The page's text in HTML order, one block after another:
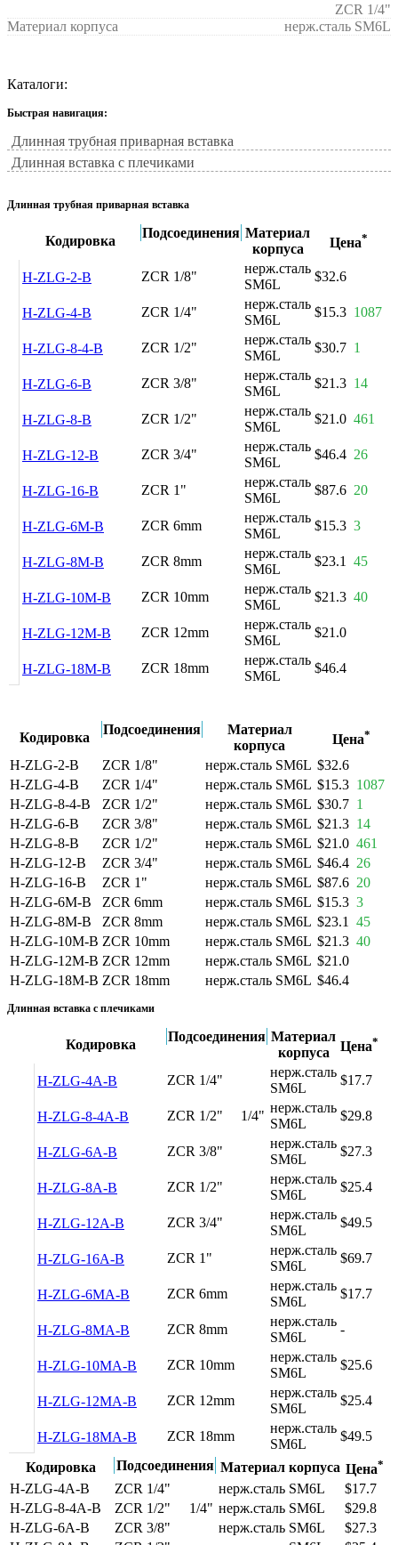
ZCR 1/4"
Материал корпуса
нерж.сталь SM6L
Каталоги:
Быстрая навигация:
Длинная трубная приварная вставка
Длинная вставка с плечиками
Длинная трубная приварная вставка
Кодировка
Подсоединения Материал
корпуса
Цена*
H-ZLG-2-B ZCR 1/8"
нерж.сталь
SM6L
$32.6
H-ZLG-4-B ZCR 1/4"
нерж.сталь
SM6L
$15.3 1087
H-ZLG-8-4-B ZCR 1/2"
нерж.сталь
SM6L
$30.7 1
H-ZLG-6-B ZCR 3/8"
нерж.сталь
SM6L
$21.3 14
H-ZLG-8-B ZCR 1/2"
нерж.сталь
SM6L
$21.0 461
H-ZLG-12-B ZCR 3/4"
нерж.сталь
SM6L
$46.4 26
H-ZLG-16-B ZCR 1"
нерж.сталь
SM6L
$87.6 20
H-ZLG-6M-B ZCR 6mm
нерж.сталь
SM6L
$15.3 3
H-ZLG-8M-B ZCR 8mm
нерж.сталь
SM6L
$23.1 45
H-ZLG-10M-B ZCR 10mm
нерж.сталь
SM6L
$21.3 40
H-ZLG-12M-B ZCR 12mm
нерж.сталь
SM6L
$21.0
H-ZLG-18M-B ZCR 18mm
нерж.сталь
SM6L
$46.4
Кодировка
Подсоединения
Материал
корпуса
Цена*
H-ZLG-2-B ZCR 1/8" нерж.сталь SM6L $32.6
H-ZLG-4-B
ZCR 1/4" нерж.сталь SM6L $15.3 1087
H-ZLG-8-4-B
ZCR 1/2" нерж.сталь SM6L $30.7 1
H-ZLG-6-B
ZCR 3/8" нерж.сталь SM6L $21.3 14
H-ZLG-8-B
ZCR 1/2" нерж.сталь SM6L $21.0 461
H-ZLG-12-B
ZCR 3/4" нерж.сталь SM6L $46.4 26
H-ZLG-16-B
ZCR 1" нерж.сталь SM6L $87.6 20
H-ZLG-6M-B
ZCR 6mm нерж.сталь SM6L $15.3 3
H-ZLG-8M-B
ZCR 8mm нерж.сталь SM6L $23.1
45
H-ZLG-10M-B ZCR 10mm нерж.сталь SM6L $21.3 40
H-ZLG-12M-B ZCR 12mm нерж.сталь SM6L $21.0
H-ZLG-18M-B ZCR 18mm нерж.сталь SM6L $46.4
Длинная вставка с плечиками
Кодировка
Подсоединения Материал
корпуса
Цена*
H-ZLG-4A-B ZCR 1/4"
нерж.сталь
SM6L
$17.7
H-ZLG-8-4A-B ZCR 1/2" 1/4"
нерж.сталь
SM6L
$29.8
H-ZLG-6A-B ZCR 3/8"
нерж.сталь
SM6L
$27.3
H-ZLG-8A-B ZCR 1/2"
нерж.сталь
SM6L
$25.4
H-ZLG-12A-B ZCR 3/4"
нерж.сталь
SM6L
$49.5
H-ZLG-16A-B ZCR 1"
нерж.сталь
SM6L
$69.7
H-ZLG-6MA-B ZCR 6mm
нерж.сталь
SM6L
$17.7
H-ZLG-8MA-B ZCR 8mm
нерж.сталь
SM6L
-
H-ZLG-10MA-B ZCR 10mm
нерж.сталь
SM6L
$25.6
H-ZLG-12MA-B ZCR 12mm
нерж.сталь
SM6L
$25.4
H-ZLG-18MA-B ZCR 18mm
нерж.сталь
SM6L
$49.5
Кодировка Подсоединения Материал корпуса Цена*
H-ZLG-4A-B ZCR 1/4" нерж.сталь SM6L
$17.7
H-ZLG-8-4A-B
ZCR 1/2" 1/4" нерж.сталь SM6L
$29.8
H-ZLG-6A-B
ZCR 3/8" нерж.сталь SM6L
$27.3